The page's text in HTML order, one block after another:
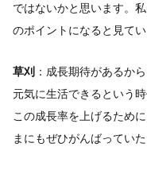
ではないかと思います。
のポイントになると見てい
草刈 ：成長期待があるか
元気に生活できるという
この成長率を上げるため
まにもぜひがんばってい